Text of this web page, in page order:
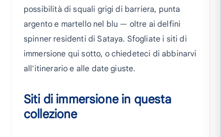
possibilità di squali grigi di barriera, punta
argento e martello nel blu — oltre ai delfini
spinner residenti di Sataya. Sfogliate i siti di
immersione qui sotto, o chiedeteci di abbinarvi
all'itinerario e alle date giuste.
Siti di immersione in questa
collezione